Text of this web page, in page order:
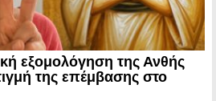
εξομολόγηση της Ανθής
της επέμβασης στο